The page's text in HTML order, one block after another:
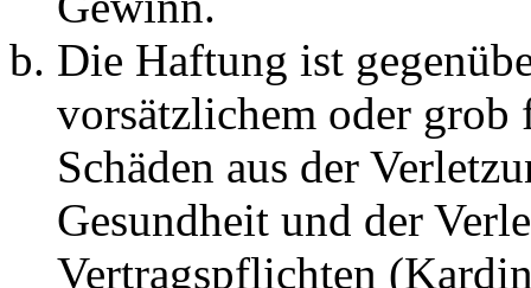
Die Haftung ist
vorsätzlichem oder grob
Schäden aus der
Gesundheit und der
Vertragspflichten